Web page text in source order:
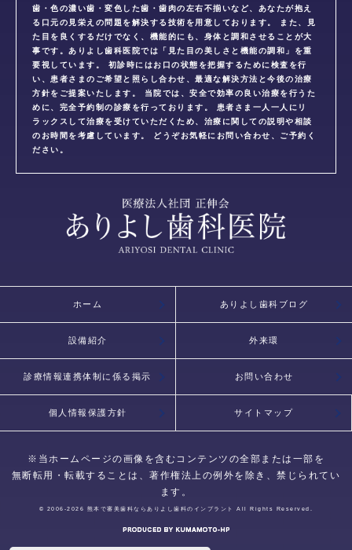
歯・色の濃い歯・変色した歯・歯肉の左右不揃いなど、あなたが抱え
る口元の見栄えの問題を解決する技術を用意しております。 また、見
た目を良くするだけでなく、機能的にも、身体と調和させることが大
事です。ありよし歯科医院では「見た目の美しさと機能の調和」を重
要視しています。 初診時にはお口の状態を把握するために検査を行
い、患者さまのご希望と照らし合わせ、最適な解決方法と今後の治療
方針をご提案いたします。 当院では、安全で効率の良い治療を行うた
めに、完全予約制の診療を行っております。 患者さま一人一人にリ
ラックスして治療を受けていただくため、治療に関しての説明や相談
のお時間を考慮しています。 どうぞお気軽にお問い合わせ、ご予約く
ださい。
ホーム ありよし歯科ブログ
設備紹介 外来環
診療情報連携体制に係る掲示 お問い合わせ
個人情報保護方針 サイトマップ
※当ホームページの画像を含むコンテンツの全部または一部を
無断転用・転載することは、著作権法上の例外を除き、禁じられてい
ます。
© 2006-2026 熊本で審美歯科ならありよし歯科のインプラント All Rights Reserved.